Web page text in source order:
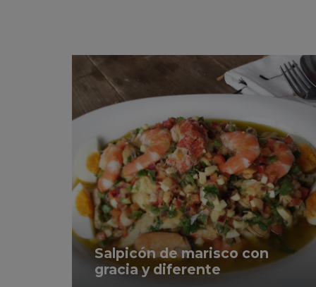
Salpicón de marisco con
gracia y diferente